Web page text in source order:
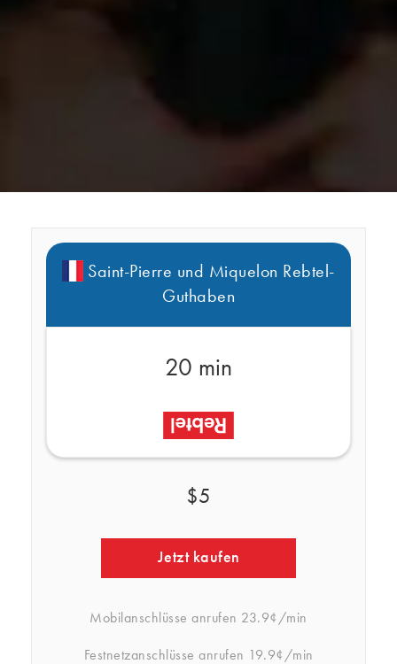
Saint-Pierre und Miquelon Rebtel-
Guthaben
20 min
$5
Jetzt kaufen
Mobilanschlüsse anrufen 23.9¢/min
Festnetzanschlüsse anrufen 19.9¢/min